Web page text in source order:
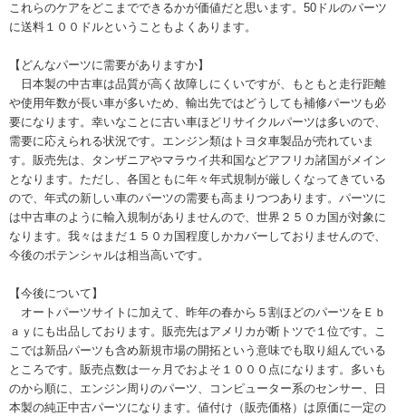
これらのケアをどこまでできるかが価値だと思います。50ドルのパーツ
に送料１００ドルということもよくあります。
【どんなパーツに需要がありますか】
日本製の中古車は品質が高く故障しにくいですが、もともと走行距離
や使用年数が長い車が多いため、輸出先ではどうしても補修パーツも必
要になります。幸いなことに古い車ほどリサイクルパーツは多いので、
需要に応えられる状況です。エンジン類はトヨタ車製品が売れていま
す。販売先は、タンザニアやマラウイ共和国などアフリカ諸国がメイン
となります。ただし、各国ともに年々年式規制が厳しくなってきている
ので、年式の新しい車のパーツの需要も高まりつつあります。パーツに
は中古車のように輸入規制がありませんので、世界２５０カ国が対象に
なります。我々はまだ１５０カ国程度しかカバーしておりませんので、
今後のポテンシャルは相当高いです。
【今後について】
オートパーツサイトに加えて、昨年の春から５割ほどのパーツをＥｂ
ａｙにも出品しております。販売先はアメリカが断トツで１位です。こ
こでは新品パーツも含め新規市場の開拓という意味でも取り組んでいる
ところです。販売点数は一ヶ月でおよそ１０００点になります。多いも
のから順に、エンジン周りのパーツ、コンピューター系のセンサー、日
本製の純正中古パーツになります。値付け（販売価格）は原価に一定の